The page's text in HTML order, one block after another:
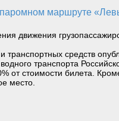
движения
средств
водного транспорта
от стоимости билета.
место.